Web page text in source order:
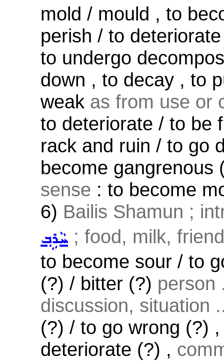
mold / mould , to
perish / to
to undergo
down , to decay , to
weak as from use or
to deteriorate / to be
rack and ruin / to go
become
sense : to become
6) Bailis Shamun ;
ܚܵܪܹܒ݂ ; food, milk,
to become sour / to
(?) / bitter (?) person
discussion, situation
(?) / to go wrong (?)
deteriorate (?) ,